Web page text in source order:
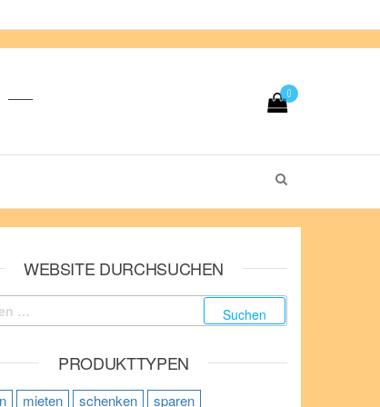
0
WEBSITE DURCHSUCHEN
nach:
PRODUKTTYPEN
mieten schenken sparen